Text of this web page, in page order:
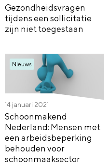
Gezondheidsvragen
tijdens een sollicitatie
zijn niet toegestaan
Nieuws
14 januari 2021
Schoonmakend
Nederland: Mensen met
een arbeidsbeperking
behouden voor
schoonmaaksector